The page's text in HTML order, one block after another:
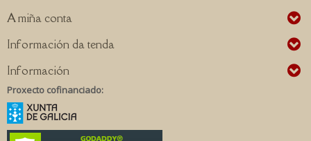
A miña conta
Información da tenda
Información
Proxecto cofinanciado: